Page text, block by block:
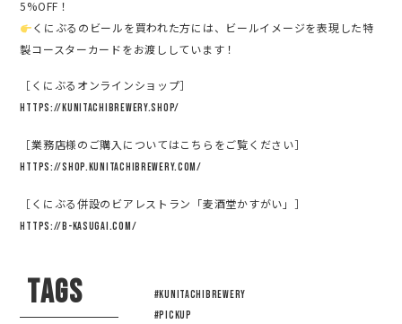
5%OFF！
くにぶるのビールを買われた方には、ビールイメージを表現した特
製コースターカードをお渡ししています！
［くにぶるオンラインショップ］
https://kunitachibrewery.shop/
［業務店様のご購入についてはこちらをご覧ください］
https://shop.kunitachibrewery.com/
［くにぶる併設のビアレストラン「麦酒堂かすがい」］
https://b-kasugai.com/
TAGS
#KUNITACHIBREWERY
#pickup